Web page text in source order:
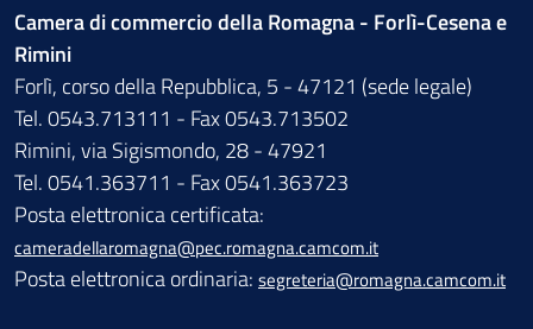
Camera di commercio della Romagna - Forlì-Cesena e
Rimini
Forlì, corso della Repubblica, 5 - 47121 (sede legale)
Tel. 0543.713111 - Fax 0543.713502
Rimini, via Sigismondo, 28 - 47921
Tel. 0541.363711 - Fax 0541.363723
Posta elettronica certificata:
cameradellaromagna@pec.romagna.camcom.it
Posta elettronica ordinaria: segreteria@romagna.camcom.it